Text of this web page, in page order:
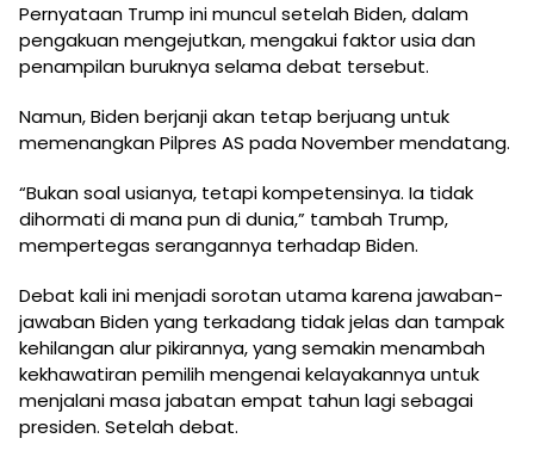
Pernyataan Trump ini muncul setelah Biden, dalam
pengakuan mengejutkan, mengakui faktor usia dan
penampilan buruknya selama debat tersebut.
Namun, Biden berjanji akan tetap berjuang untuk
memenangkan Pilpres AS pada November mendatang.
“Bukan soal usianya, tetapi kompetensinya. Ia tidak
dihormati di mana pun di dunia,” tambah Trump,
mempertegas serangannya terhadap Biden.
Debat kali ini menjadi sorotan utama karena jawaban-
jawaban Biden yang terkadang tidak jelas dan tampak
kehilangan alur pikirannya, yang semakin menambah
kekhawatiran pemilih mengenai kelayakannya untuk
menjalani masa jabatan empat tahun lagi sebagai
presiden. Setelah debat.